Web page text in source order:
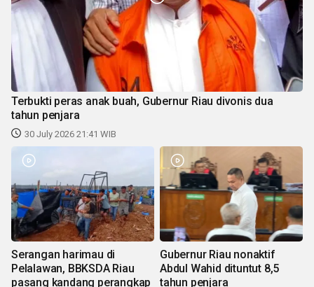
Terbukti peras anak buah, Gubernur Riau divonis dua
tahun penjara
30 July 2026 21:41 WIB
Serangan harimau di
Pelalawan, BBKSDA Riau
pasang kandang perangkap
Gubernur Riau nonaktif
Abdul Wahid dituntut 8,5
tahun penjara